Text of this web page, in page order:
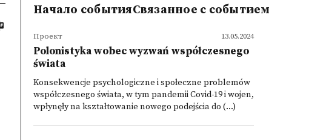
Начало событияСвязанное с событием
13.05.2024
Проект
Polonistyka wobec wyzwań współczesnego
świata
Konsekwencje psychologiczne i społeczne problemów
współczesnego świata, w tym pandemii Covid-19 i wojen,
wpłynęły na kształtowanie nowego podejścia do (...)